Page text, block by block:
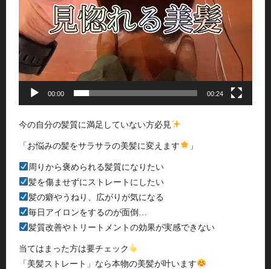
00:00 00:24
今の自分の髪質に満足していない方必見
「お悩みの髪をサラサラの美髪に変えます 」
周りから褒められる髪質になりたい
髪を傷ませずにストレートにしたい
髪の癖やうねり、広がりが気になる
毎日アイロンをするのが面倒…
髪質改善やトリートメントの効果が実感できない
当てはまった方は要チェック
「美髪ストレート」なら本物の美髪が叶います